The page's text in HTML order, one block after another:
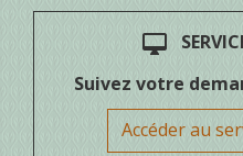
desktop_mac
Suivez votre
Accéder au